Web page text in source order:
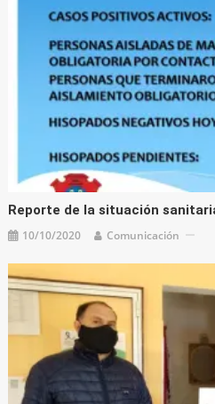
Reporte de la situación
10/10/2020 Comunicación